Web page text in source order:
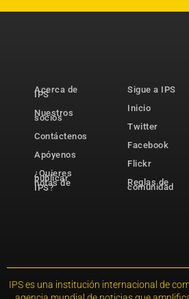
Acerca de
IPS
Nuestros
socios
Contáctenos
Apóyenos
¿Quieres
publicar
notas de
IPS?
Sigue a IPS
Inicio
Twitter
Facebook
Flickr
Reglas de
comunidad
IPS es una institución internacional de